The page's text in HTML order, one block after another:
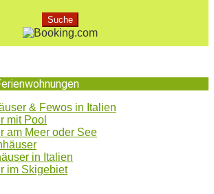
& Fewos in Italien
mit Pool
am Meer oder See
in Italien
im Skigebiet